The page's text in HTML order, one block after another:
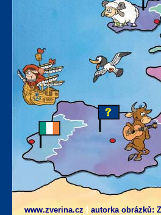
www.zverina.cz autorka obrázků: